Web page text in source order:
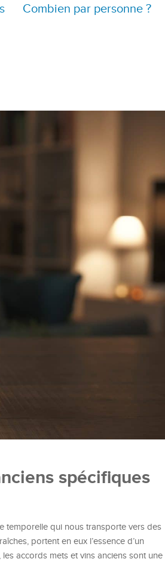
Combien par personne ?
spécifiques
temporelle qui nous transporte vers des
portent en eux l’essence d’un
accords mets et vins anciens sont une